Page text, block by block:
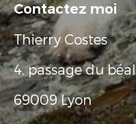
Contactez moi
Thierry Costes
4, passage du béal
69009 Lyon